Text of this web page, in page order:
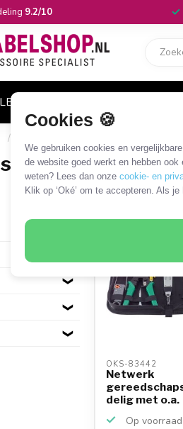
Cookies 🍪
We gebruiken cookies en
de website goed werkt en hebben
weten? Lees dan onze cookie- en
Klik op ‘Oké’ om te accepteren. Als
9.2/10
/
6
OKS-83442
Netwerk
delig met o.a.
Op voorraad